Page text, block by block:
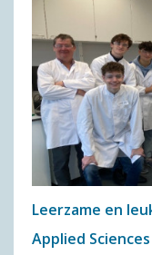
Leerzame en
Applied Sciences